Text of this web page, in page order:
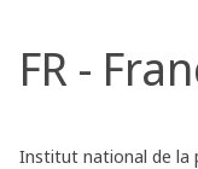
FR -
Institut national de la